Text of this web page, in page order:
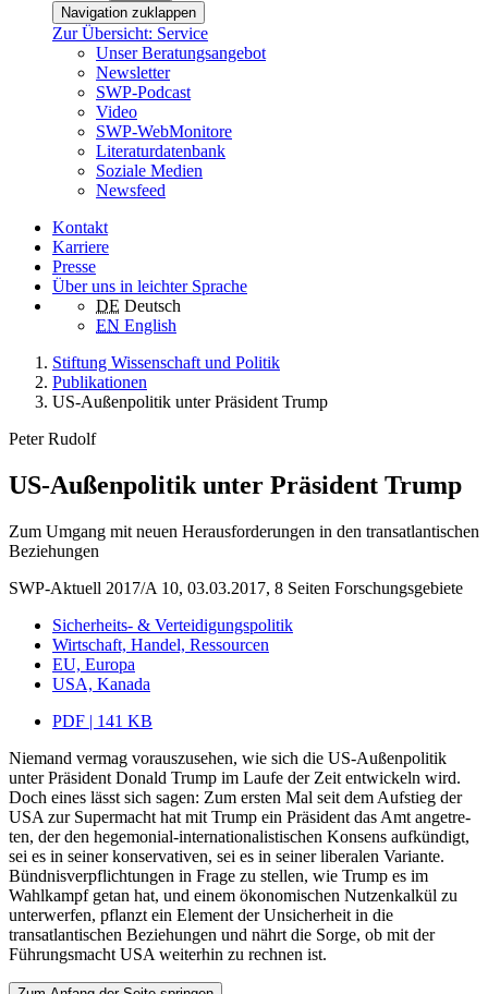
Navigation zuklappen
Zur Übersicht: Service
Unser Beratungsangebot
Newsletter
SWP-Podcast
Video
SWP-WebMonitore
Literaturdatenbank
Soziale Medien
Newsfeed
Kontakt
Karriere
Presse
Über uns in leichter Sprache
DE Deutsch
EN English
Stiftung Wissenschaft und Politik
Publikationen
US-Außenpolitik unter Präsident Trump
Peter Rudolf
US-Außenpolitik unter Präsident Trump
Zum Umgang mit neuen Herausforderungen in den transatlantischen
Beziehungen
SWP-Aktuell 2017/A 10, 03.03.2017, 8 Seiten Forschungsgebiete
Sicherheits- & Verteidigungspolitik
Wirtschaft, Handel, Ressourcen
EU, Europa
USA, Kanada
PDF | 141 KB
Niemand vermag vorauszusehen, wie sich die US-Außenpolitik
unter Präsident Donald Trump im Laufe der Zeit entwickeln wird.
Doch eines lässt sich sagen: Zum ersten Mal seit dem Aufstieg der
USA zur Supermacht hat mit Trump ein Präsident das Amt angetre­
ten, der den hegemonial-internationalistischen Konsens aufkündigt,
sei es in seiner konservativen, sei es in seiner liberalen Variante.
Bündnisverpflichtungen in Frage zu stellen, wie Trump es im
Wahlkampf getan hat, und einem ökonomischen Nutzenkalkül zu
unterwerfen, pflanzt ein Element der Unsicherheit in die
transatlantischen Beziehungen und nährt die Sorge, ob mit der
Führungsmacht USA weiterhin zu rechnen ist.